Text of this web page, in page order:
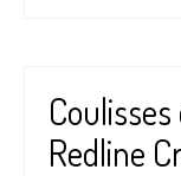
Redline